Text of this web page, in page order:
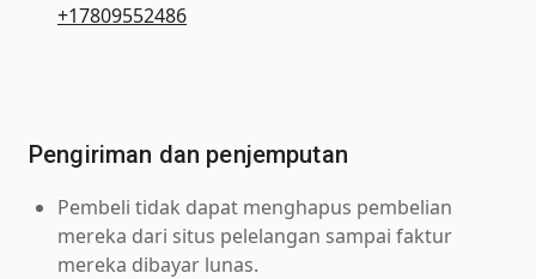
+17809552486
Pengiriman dan penjemputan
Pembeli tidak dapat menghapus pembelian
mereka dari situs pelelangan sampai faktur
mereka dibayar lunas.